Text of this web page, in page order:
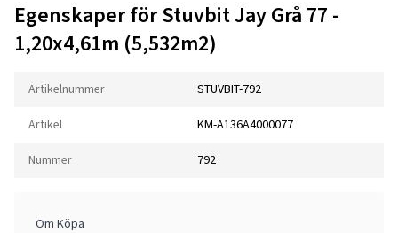
Egenskaper för Stuvbit Jay Grå 77 -
1,20x4,61m (5,532m2)
Artikelnummer STUVBIT-792
Artikel KM-A136A4000077
Nummer 792
Om Köpa